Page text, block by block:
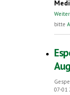
bitte
07-01